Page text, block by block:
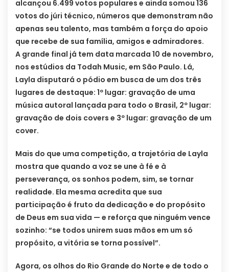
alcançou 6.499 votos populares e ainda somou 136
votos do júri técnico, números que demonstram não
apenas seu talento, mas também a força do apoio
que recebe de sua família, amigos e admiradores.
A grande final já tem data marcada 10 de novembro,
nos estúdios da Todah Music, em São Paulo. Lá,
Layla disputará o pódio em busca de um dos três
lugares de destaque: 1º lugar: gravação de uma
música autoral lançada para todo o Brasil, 2º lugar:
gravação de dois covers e 3º lugar: gravação de um
cover.
Mais do que uma competição, a trajetória de Layla
mostra que quando a voz se une à fé e à
perseverança, os sonhos podem, sim, se tornar
realidade. Ela mesma acredita que sua
participação é fruto da dedicação e do propósito
de Deus em sua vida — e reforça que ninguém vence
sozinho: “se todos unirem suas mãos em um só
propósito, a vitória se torna possível”.
Agora, os olhos do Rio Grande do Norte e de todo o